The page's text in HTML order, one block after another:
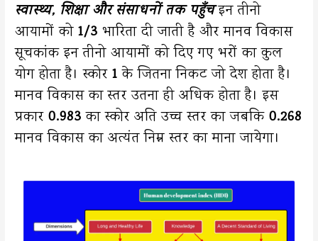
स्वास्थ्य, शिक्षा और संसाधनों तक पहुँचइन तीनो
आयामों को 1/3 भारिता दी जाती है और मानव विकास
सूचकांक इन तीनो आयामों को दिए गए भरों का कुल
योग होता है। स्कोर1के जितना निकट जो देश होता है।
मानव विकास का स्तर उतना ही अधिक होता है। इस
प्रकार0.983 का स्कोर अति उच्च स्तर का जबकि0.268
मानव विकास का अत्यंत निम्न स्तर का माना जायेगा।